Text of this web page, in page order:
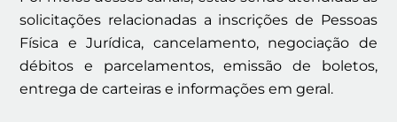
solicitações relacionadas a inscrições de Pessoas
Física e Jurídica, cancelamento, negociação de
débitos e parcelamentos, emissão de boletos,
entrega de carteiras e informações em geral.